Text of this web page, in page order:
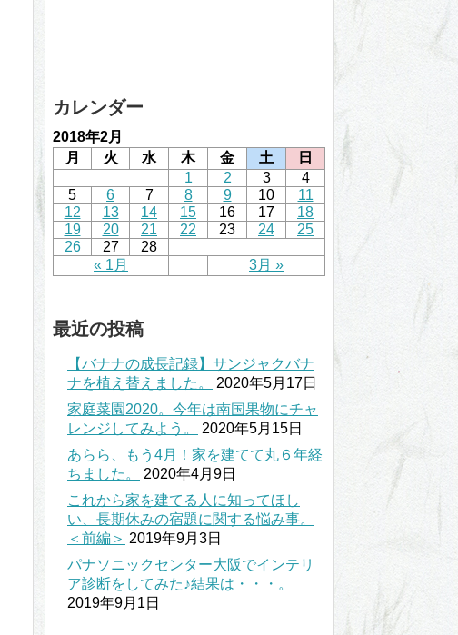
カレンダー
2018年2月
月
火 水 木 金 土 日
« 1月 3月 »
1 2 3
4
5
6 7 8 9 10
11
12
13 14 15 16 17
18
19
20 21 22 23 24
25
26
27 28
最近の投稿
【バナナの成長記録】サンジャクバナ
ナを植え替えました。
2020年5月17日
家庭菜園2020。今年は南国果物にチャ
レンジしてみよう。
2020年5月15日
あらら、もう4月！家を建てて丸６年経
ちました。
2020年4月9日
これから家を建てる人に知ってほし
い、長期休みの宿題に関する悩み事。
＜前編＞ 2019年9月3日
パナソニックセンター大阪でインテリ
ア診断をしてみた♪結果は・・・。
2019年9月1日